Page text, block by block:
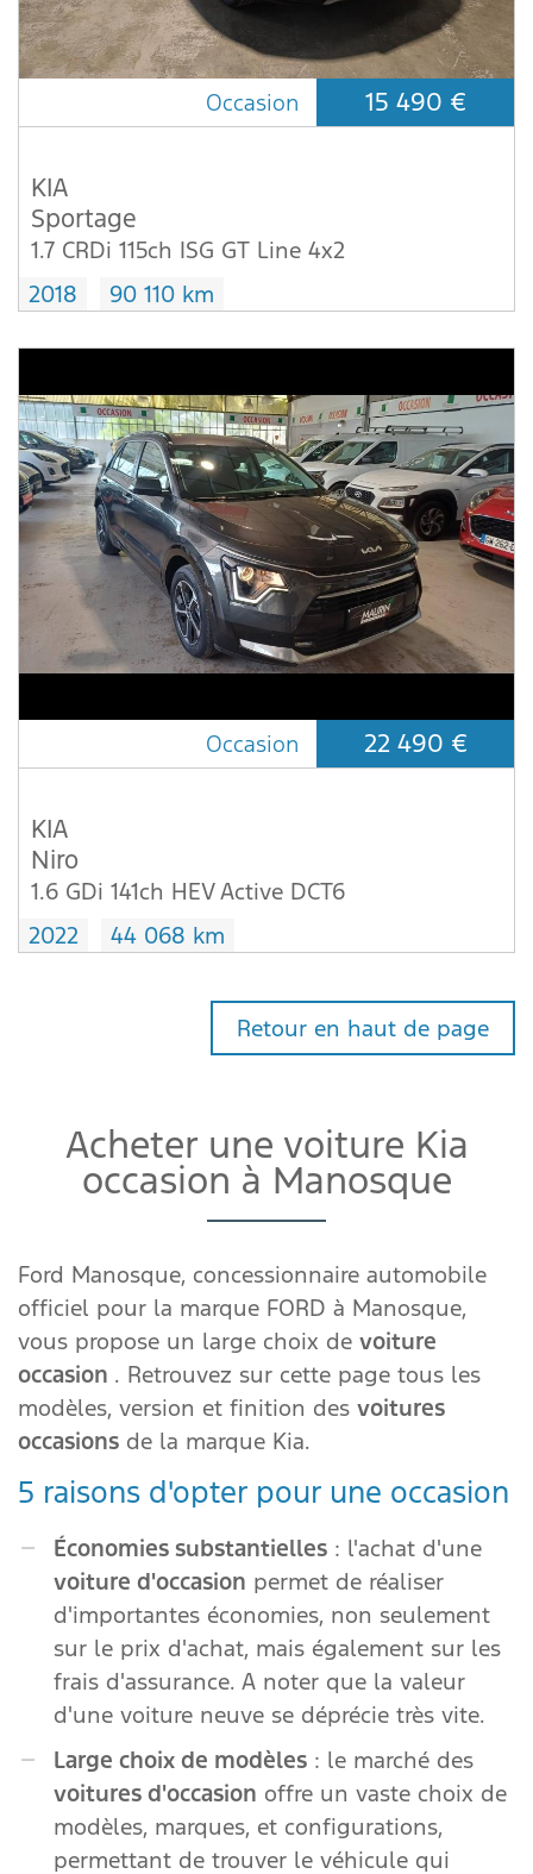
Occasion 15 490 €
KIA
Sportage
1.7 CRDi 115ch ISG GT Line 4x2
2018
90 110 km
Occasion 22 490 €
KIA
Niro
1.6 GDi 141ch HEV Active DCT6
2022
44 068 km
Retour en haut de page
Acheter une voiture Kia
occasion à Manosque
Ford Manosque, concessionnaire automobile
officiel pour la marque FORD à Manosque,
vous propose un large choix de voiture
occasion . Retrouvez sur cette page tous les
modèles, version et finition des voitures
occasions de la marque Kia.
5 raisons d'opter pour une occasion
Économies substantielles : l'achat d'une
voiture d'occasion permet de réaliser
d'importantes économies, non seulement
sur le prix d'achat, mais également sur les
frais d'assurance. A noter que la valeur
d'une voiture neuve se déprécie très vite.
Large choix de modèles : le marché des
voitures d'occasion offre un vaste choix de
modèles, marques, et configurations,
permettant de trouver le véhicule qui